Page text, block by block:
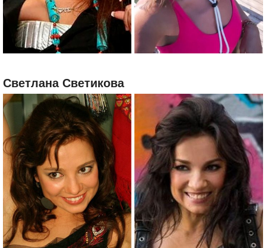
Светлана Светикова